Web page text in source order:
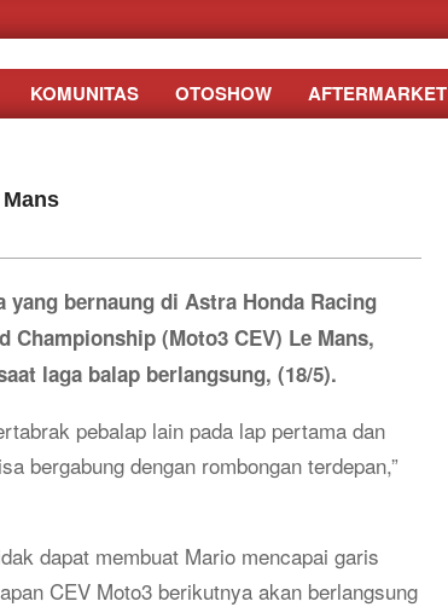
KOMUNITAS OTOSHOW AFTERMARKET
yang bernaung di Astra Honda Racing
(Moto3 CEV) Le Mans,
laga balap berlangsung, (18/5).
pebalap lain pada lap pertama dan
bergabung dengan rombongan terdepan,”
dapat membuat Mario mencapai garis
CEV Moto3 berikutnya akan berlangsung